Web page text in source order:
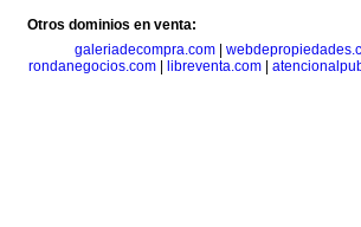
Otros dominios en venta:
galeriadecompra.com|
rondanegocios.com
libreventa.com